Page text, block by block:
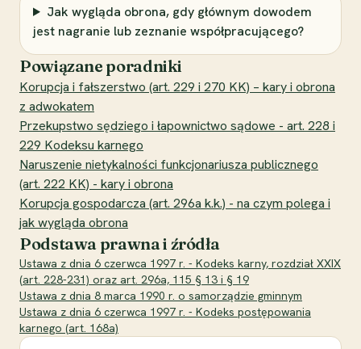
Jak wygląda obrona, gdy głównym dowodem
jest nagranie lub zeznanie współpracującego?
Powiązane poradniki
Korupcja i fałszerstwo (art. 229 i 270 KK) – kary i obrona
z adwokatem
Przekupstwo sędziego i łapownictwo sądowe - art. 228 i
229 Kodeksu karnego
Naruszenie nietykalności funkcjonariusza publicznego
(art. 222 KK) - kary i obrona
Korupcja gospodarcza (art. 296a k.k.) - na czym polega i
jak wygląda obrona
Podstawa prawna i źródła
Ustawa z dnia 6 czerwca 1997 r. - Kodeks karny, rozdział XXIX
(art. 228-231) oraz art. 296a, 115 § 13 i § 19
Ustawa z dnia 8 marca 1990 r. o samorządzie gminnym
Ustawa z dnia 6 czerwca 1997 r. - Kodeks postępowania
karnego (art. 168a)